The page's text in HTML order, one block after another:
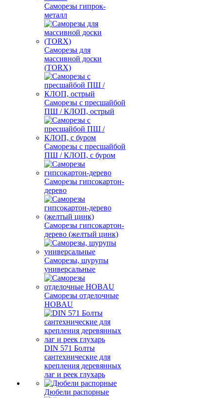
Саморезы гипрок-
металл
Саморезы для
массивной доски
(TORX)
Саморезы с пресшайбой
ПШ / КЛОП, острый
Саморезы с пресшайбой
ПШ / КЛОП, с буром
Саморезы гипсокартон-
дерево
Саморезы гипсокартон-
дерево (желтый цинк)
Саморезы, шурупы
универсальные
Саморезы отделочные
HOBAU
DIN 571 Болты
сантехнические для
крепления деревянных
лаг и реек глухарь
Дюбели распорные